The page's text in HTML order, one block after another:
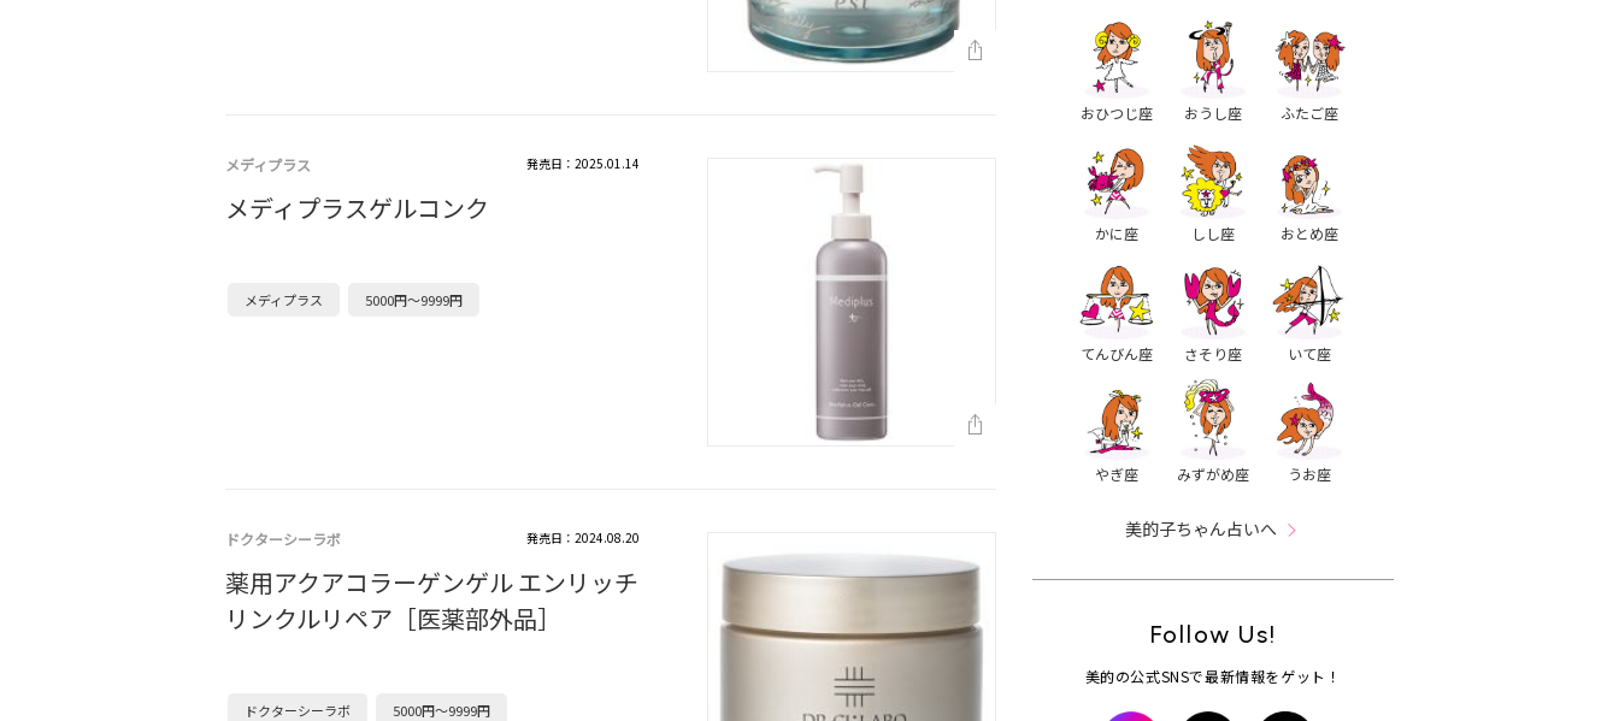
メディプラス 発売日：2025.01.14
メディプラスゲルコンク
メディプラス 5000円～9999円
ドクターシーラボ 発売日：2024.08.20
薬用アクアコラーゲンゲル エンリッチ
リンクルリペア［医薬部外品］
ドクターシーラボ 5000円～9999円
おひつじ座 おうし座 ふたご座
かに座 しし座 おとめ座
てんびん座 さそり座 いて座
やぎ座 みずがめ座 うお座
美的子ちゃん占いへ
Follow Us!
美的の公式SNSで最新情報をゲット！